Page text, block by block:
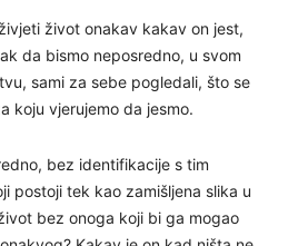
život onakav kakav on jest,
da bismo neposredno, u svom
sami za sebe pogledali, što se
koju vjerujemo da jesmo.
bez identifikacije s tim
postoji tek kao zamišljena slika u
bez onoga koji bi ga mogao